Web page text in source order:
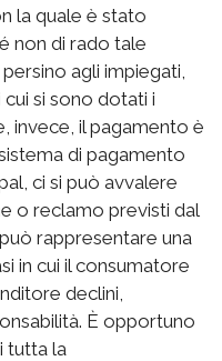
la quale è stato
non di rado tale
agli impiegati,
si sono dotati i
invece, il pagamento è
di pagamento
ci si può avvalere
o reclamo previsti dal
rappresentare una
in cui il consumatore
declini,
È opportuno
tutta la